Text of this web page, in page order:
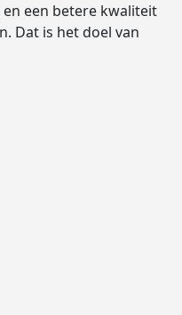
een betere kwaliteit
Dat is het doel van